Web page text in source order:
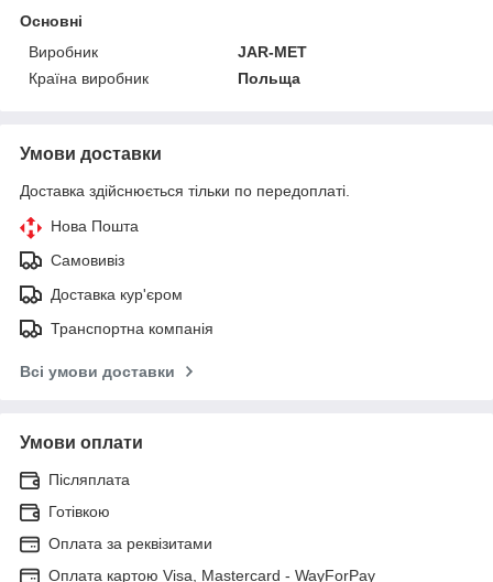
Основні
Виробник
JAR-MET
Країна виробник
Польща
Умови доставки
Доставка здійснюється тільки по передоплаті.
Нова Пошта
Самовивіз
Доставка кур'єром
Транспортна компанія
Всі умови доставки
Умови оплати
Післяплата
Готівкою
Оплата за реквізитами
Оплата картою Visa, Mastercard - WayForPay